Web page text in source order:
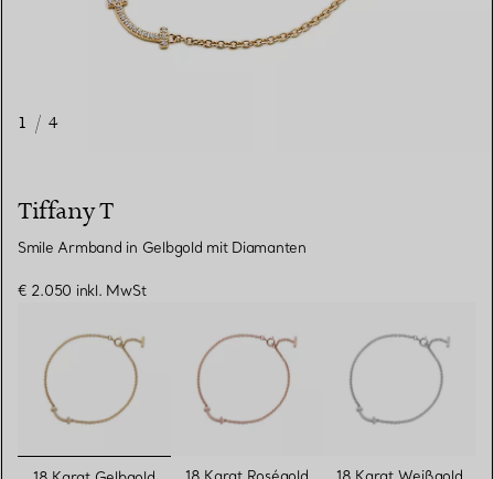
1 / 4
Tiffany T
Smile Armband in Gelbgold mit Diamanten
€ 2.050 inkl. MwSt
ausgewählt18 Karat Roségold 18 Karat Weißgold